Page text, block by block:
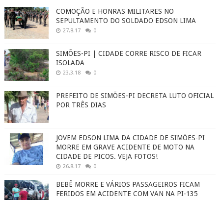
COMOÇÃO E HONRAS MILITARES NO
SEPULTAMENTO DO SOLDADO EDSON LIMA
27.8.17 0
SIMÕES-PI | CIDADE CORRE RISCO DE FICAR
ISOLADA
23.3.18 0
PREFEITO DE SIMÕES-PI DECRETA LUTO OFICIAL
POR TRÊS DIAS
JOVEM EDSON LIMA DA CIDADE DE SIMÕES-PI
MORRE EM GRAVE ACIDENTE DE MOTO NA
CIDADE DE PICOS. VEJA FOTOS!
26.8.17 0
BEBÊ MORRE E VÁRIOS PASSAGEIROS FICAM
FERIDOS EM ACIDENTE COM VAN NA PI-135